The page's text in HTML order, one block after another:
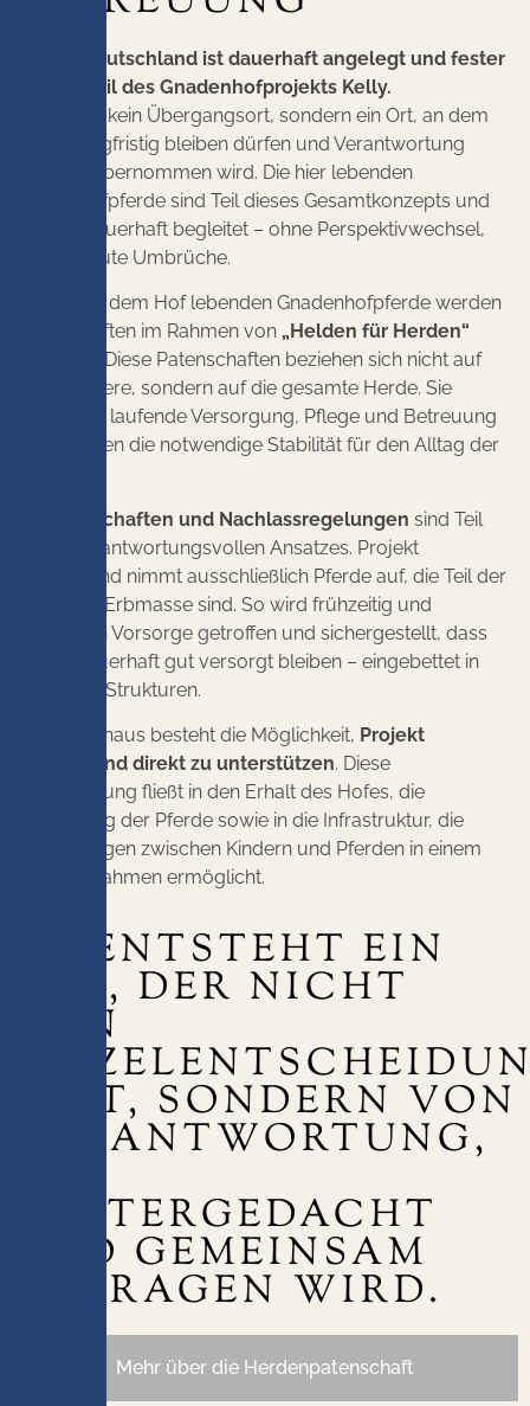
Projekt Deutschland ist dauerhaft angelegt und fester
Bestandteil des Gnadenhofprojekts Kelly.
Der Hof ist kein Übergangsort, sondern ein Ort, an dem
Pferde langfristig bleiben dürfen und Verantwortung
bewusst übernommen wird. Die hier lebenden
Gnadenhofpferde sind Teil dieses Gesamtkonzepts und
werden dauerhaft begleitet – ohne Perspektivwechsel,
ohne erneute Umbrüche.
Für die auf dem Hof lebenden Gnadenhofpferde werden
Patenschaften im Rahmen von „Helden für Herden“
vergeben. Diese Patenschaften beziehen sich nicht auf
einzelne Tiere, sondern auf die gesamte Herde. Sie
sichern die laufende Versorgung, Pflege und Betreuung
und schaffen die notwendige Stabilität für den Alltag der
Erbschaften und Nachlassregelungen sind Teil
dieses verantwortungsvollen Ansatzes. Projekt
Deutschland nimmt ausschließlich Pferde auf, die Teil der
gesamten Erbmasse sind. So wird frühzeitig und
verbindlich Vorsorge getroffen und sichergestellt, dass
Pferde dauerhaft gut versorgt bleiben – eingebettet in
tragfähige Strukturen.
Darüber hinaus besteht die Möglichkeit, Projekt
Deutschland direkt zu unterstützen. Diese
Unterstützung fließt in den Erhalt des Hofes, die
Versorgung der Pferde sowie in die Infrastruktur, die
Begegnungen zwischen Kindern und Pferden in einem
sicheren Rahmen ermöglicht.
SO ENTSTEHT EIN
ORT, DER NICHT
VON
LEBT, SONDERN VON
VERANTWORTUNG,
WEITERGEDACHT
UND GEMEINSAM
GETRAGEN WIRD.
Mehr über die Herdenpatenschaft